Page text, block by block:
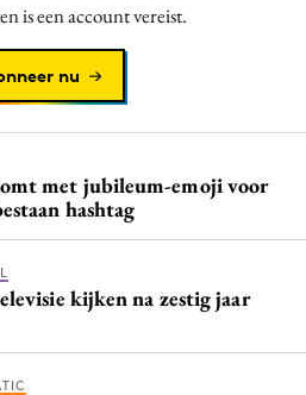
is een account vereist.
nu
met jubileum-emoji voor
hashtag
kijken na zestig jaar